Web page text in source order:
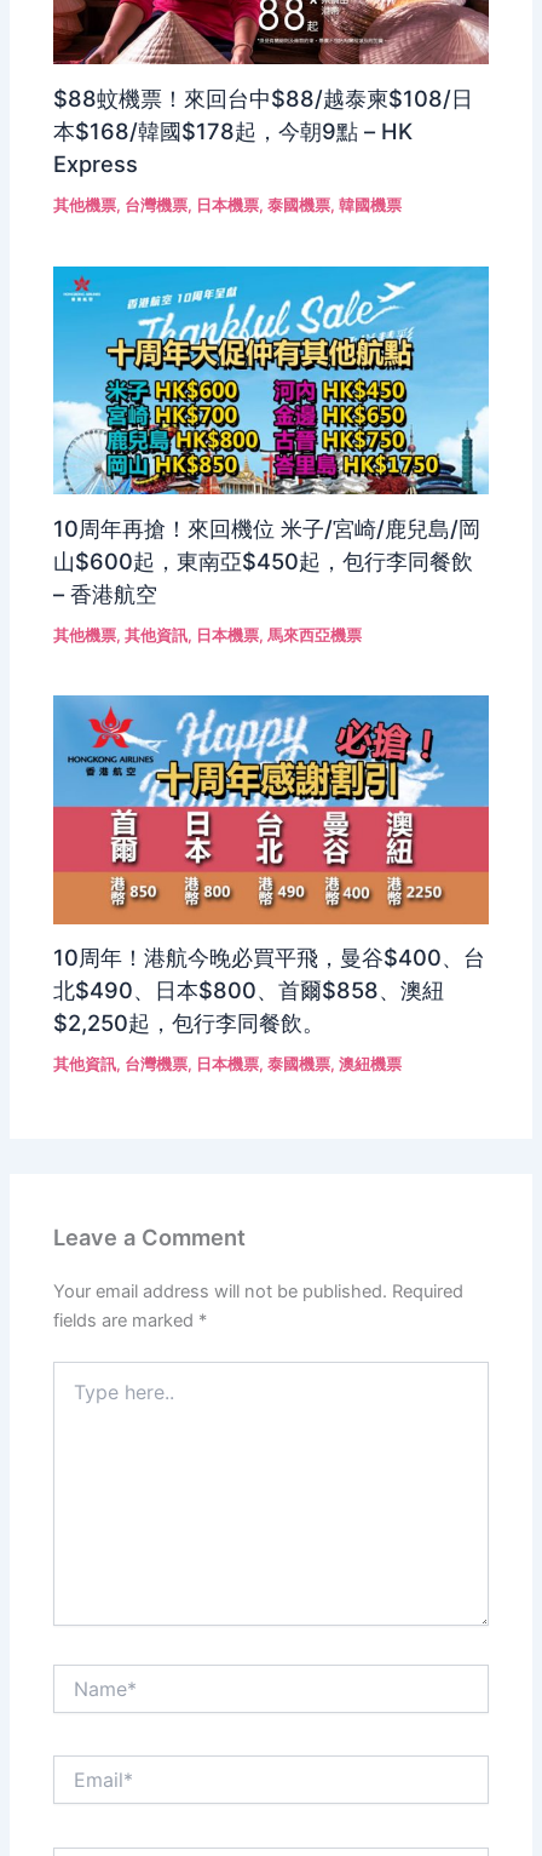
$88蚊機票！來回台中$88/越泰柬$108/日
本$168/韓國$178起，今朝9點 – HK
Express
其他機票, 台灣機票, 日本機票,泰國機票,韓國機票
10周年再搶！來回機位 米子/宮崎/鹿兒島/岡
山$600起，東南亞$450起，包行李同餐飲
– 香港航空
其他機票,其他資訊, 日本機票,馬來西亞機票
10周年！港航今晚必買平飛，曼谷$400、台
北$490、日本$800、首爾$858、澳紐
$2,250起，包行李同餐飲。
其他資訊, 台灣機票, 日本機票,泰國機票,澳紐機票
Leave a Comment
Your email address will not be published. Required
fields are marked *
here..